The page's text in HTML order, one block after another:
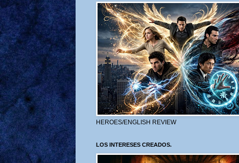
HEROES/ENGLISH REVIEW
LOS INTERESES CREADOS.